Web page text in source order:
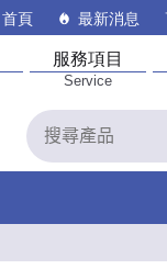
首頁 最新消息
服務項目
Service